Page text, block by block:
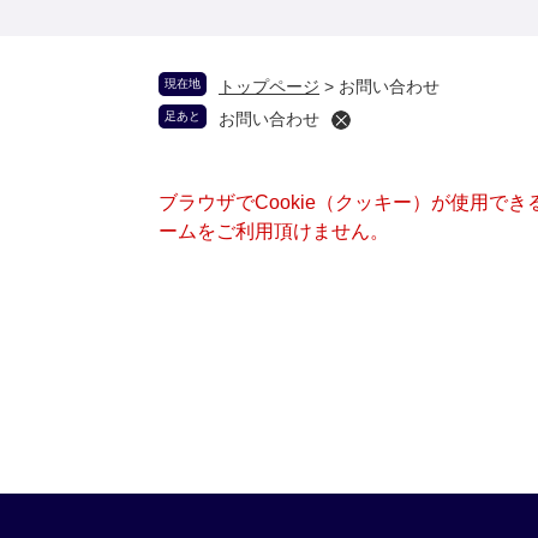
現在地 トップページ > お問い合わせ
足あと お問い合わせ
ブラウザでCookie（クッキー）が使用で
ームをご利用頂けません。